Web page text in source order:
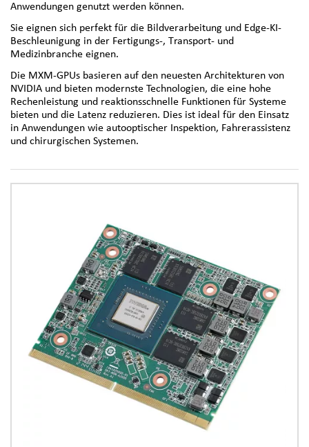
Anwendungen genutzt werden können.
Sie eignen sich perfekt für die Bildverarbeitung und Edge-KI-
Beschleunigung in der Fertigungs-, Transport- und
Medizinbranche eignen.
Die MXM-GPUs basieren auf den neuesten Architekturen von
NVIDIA und bieten modernste Technologien, die eine hohe
Rechenleistung und reaktionsschnelle Funktionen für Systeme
bieten und die Latenz reduzieren. Dies ist ideal für den Einsatz
in Anwendungen wie autooptischer Inspektion, Fahrerassistenz
und chirurgischen Systemen.